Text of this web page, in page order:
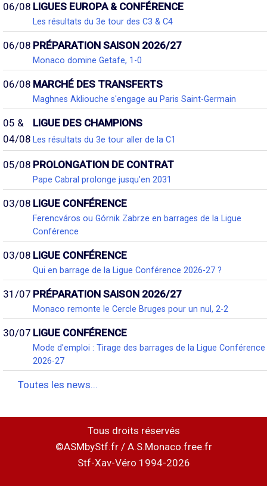
06/08 LIGUES EUROPA & CONFÉRENCE
Les résultats du 3e tour des C3 & C4
06/08 PRÉPARATION SAISON 2026/27
Monaco domine Getafe, 1-0
06/08 MARCHÉ DES TRANSFERTS
Maghnes Akliouche s'engage au Paris Saint-Germain
05 &
04/08
LIGUE DES CHAMPIONS
Les résultats du 3e tour aller de la C1
05/08 PROLONGATION DE CONTRAT
Pape Cabral prolonge jusqu'en 2031
03/08 LIGUE CONFÉRENCE
Ferencváros ou Górnik Zabrze en barrages de la Ligue
Conférence
03/08 LIGUE CONFÉRENCE
Qui en barrage de la Ligue Conférence 2026-27 ?
31/07 PRÉPARATION SAISON 2026/27
Monaco remonte le Cercle Bruges pour un nul, 2-2
30/07 LIGUE CONFÉRENCE
Mode d'emploi : Tirage des barrages de la Ligue Conférence
2026-27
Toutes les news...
Tous droits réservés
©ASMbyStf.fr / A.S.Monaco.free.fr
Stf-Xav-Véro 1994-2026